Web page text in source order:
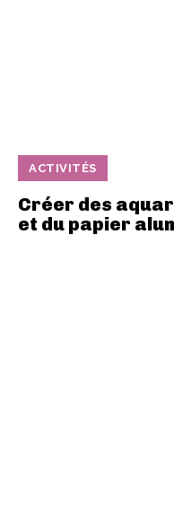
ACTIVITÉS
Créer des
et du papier